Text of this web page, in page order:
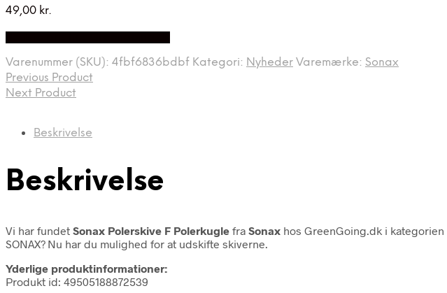
49,00 kr.
Varenummer (SKU): 4fbf6836bdbf Kategori: Nyheder Varemærke: Sonax
Previous Product
Next Product
Beskrivelse
Beskrivelse
Vi har fundet Sonax Polerskive F Polerkugle fra Sonax hos GreenGoing.dk i kategorien
SONAX? Nu har du mulighed for at udskifte skiverne.
Yderlige produktinformationer:
Produkt id: 49505188872539